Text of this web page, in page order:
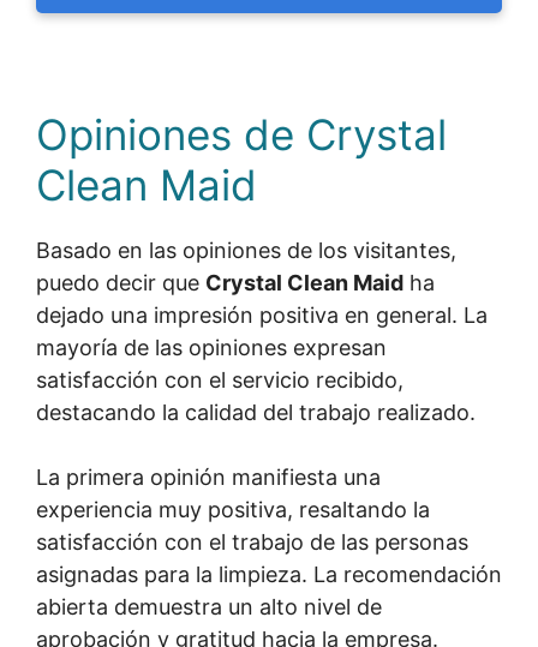
Opiniones de Crystal
Clean Maid
Basado en las opiniones de los visitantes,
puedo decir que Crystal Clean Maid ha
dejado una impresión positiva en general. La
mayoría de las opiniones expresan
satisfacción con el servicio recibido,
destacando la calidad del trabajo realizado.
La primera opinión manifiesta una
experiencia muy positiva, resaltando la
satisfacción con el trabajo de las personas
asignadas para la limpieza. La recomendación
abierta demuestra un alto nivel de
aprobación y gratitud hacia la empresa.